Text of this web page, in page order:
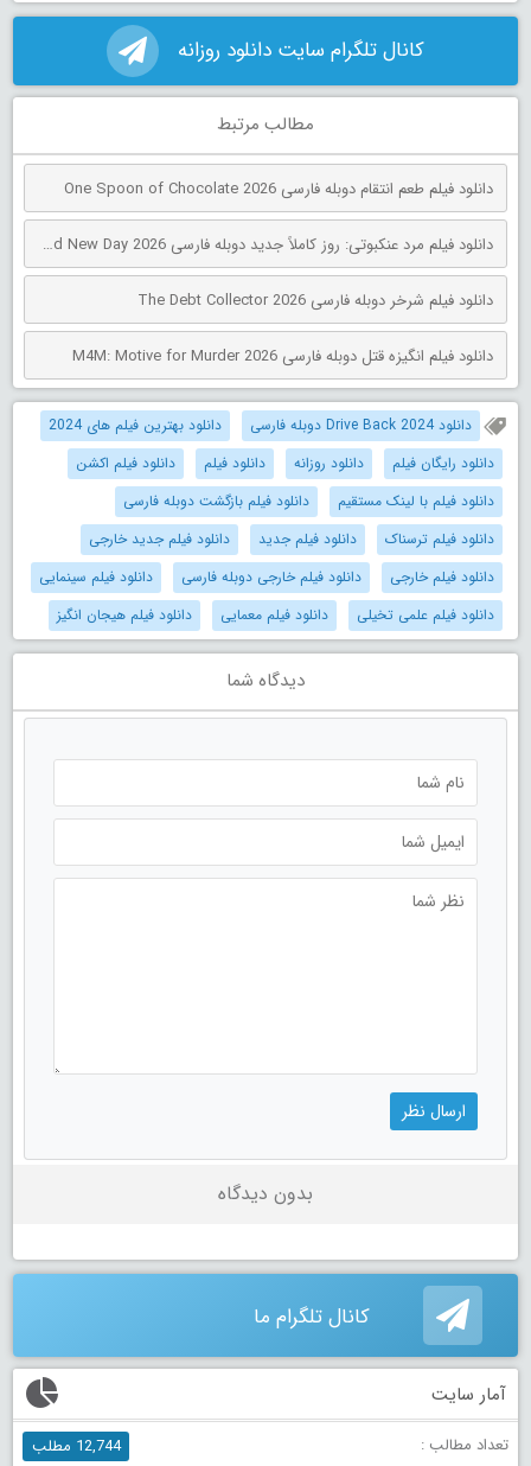
کانال تلگرام سایت دانلود روزانه
مطالب مرتبط
دانلود فیلم طعم انتقام دوبله فارسی One Spoon of Chocolate 2026
دانلود فیلم مرد عنکبوتی: روز کاملاً جدید دوبله فارسی Spider-Man: Brand New Day 2026
دانلود فیلم شرخر دوبله فارسی The Debt Collector 2026
دانلود فیلم انگیزه قتل دوبله فارسی M4M: Motive for Murder 2026
دانلود Drive Back 2024 دوبله فارسی
دانلود بهترین فیلم های 2024
دانلود رایگان فیلم
دانلود روزانه دانلود فیلم
دانلود فیلم اکشن
دانلود فیلم با لینک مستقیم
دانلود فیلم بازگشت دوبله فارسی
دانلود فیلم ترسناک
دانلود فیلم جدید
دانلود فیلم جدید خارجی
دانلود فیلم خارجی
دانلود فیلم خارجی دوبله فارسی
دانلود فیلم سینمایی
دانلود فیلم علمی تخیلی
دانلود فیلم معمایی دانلود فیلم هیجان انگیز
دیدگاه شما
بدون دیدگاه
کانال تلگرام ما
آمار سایت
تعداد مطالب :
12,744 مطلب